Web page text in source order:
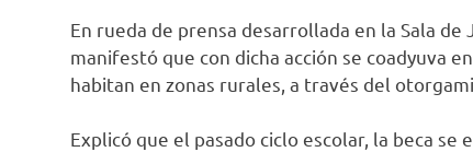
En rueda de prensa desarrollada en la Sala
manifestó que con dicha acción se coadyuva
habitan en zonas rurales, a través del
Explicó que el pasado ciclo escolar, la beca